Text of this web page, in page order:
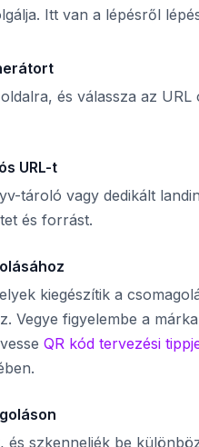
Itt van a lépésről
oldalra, és válassza az
URL-t
tároló vagy dedikált
és forrást.
kiegészítik a
Vegye figyelembe a
QR kód tervezési
és szkenneljék be